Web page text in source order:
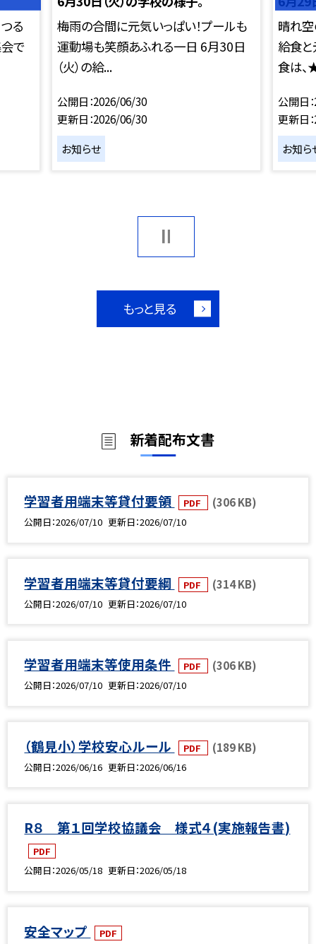
る
で
梅雨の合間に元気いっぱい！プールも
運動場も笑顔あふれる一日 6月30日
（火）の給...
公開日 2026/06/30
更新日 2026/06/30
お知らせ
晴れ空
給食
食は、
公開日
更新日
お知ら
もっと見る
新着配布文書
学習者用端末等貸付要領 PDF (306 KB)
公開日 2026/07/10 更新日 2026/07/10
学習者用端末等貸付要綱 PDF (314 KB)
公開日 2026/07/10 更新日 2026/07/10
学習者用端末等使用条件 PDF (306 KB)
公開日 2026/07/10 更新日 2026/07/10
（鶴見小）学校安心ルール PDF (189 KB)
公開日 2026/06/16 更新日 2026/06/16
R８ 第１回学校協議会 様式４(実施報告書)
PDF
公開日 2026/05/18 更新日 2026/05/18
安全マップ
PDF